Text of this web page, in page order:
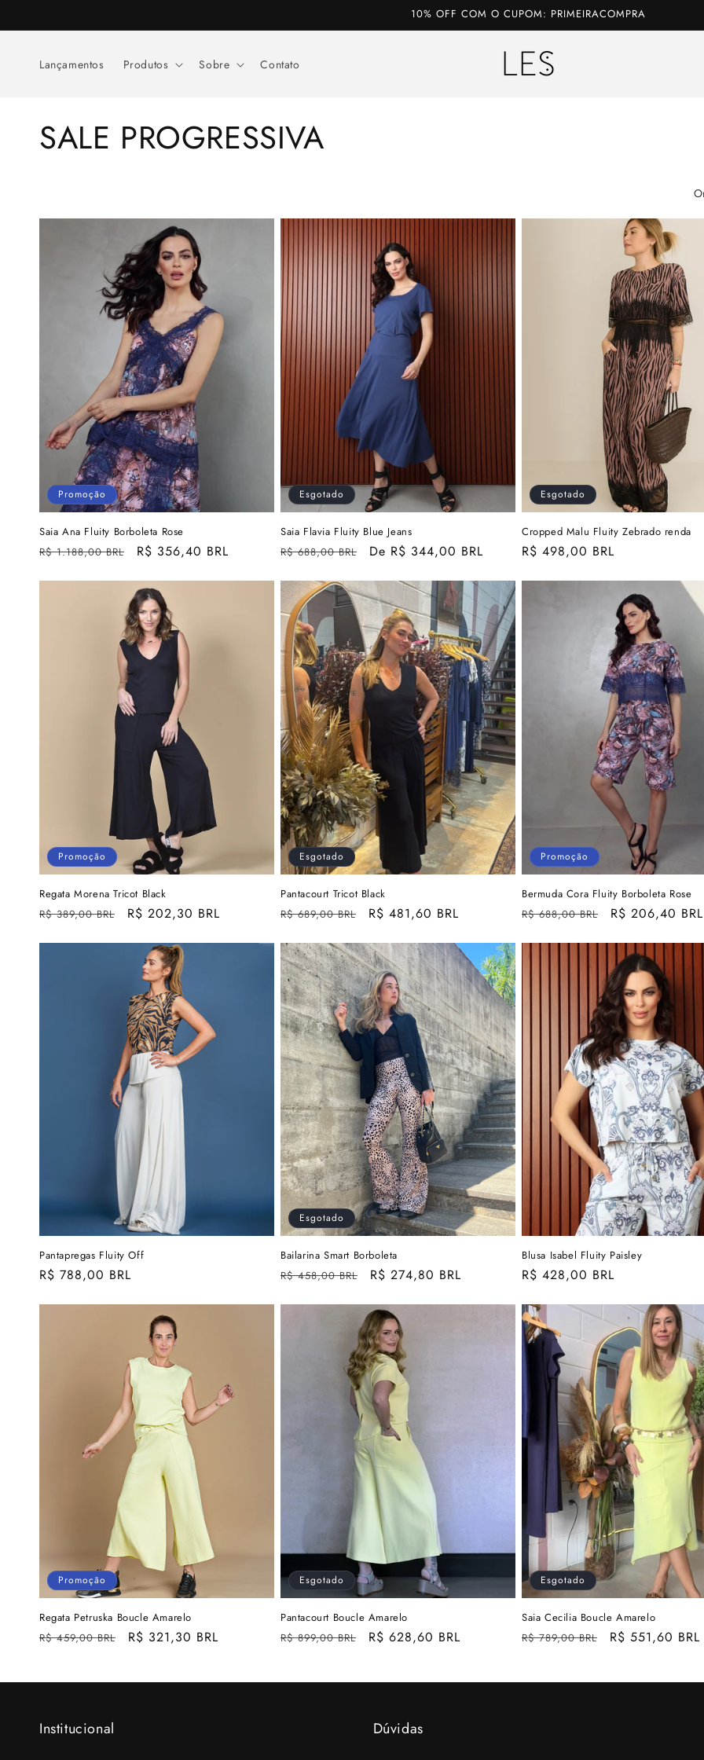
conteúdo
10% OFF COM O CUPOM: PRIMEIRACOMPRA
Lançamentos Produtos Sobre Contato
C
l
SALE PROGRESSIVA
Promoção
Saia Ana Fluity Borboleta Rose
Preço
R$ 1.188,00 BRL
Preço
R$ 356,40 BRL
Esgotado
Saia Flavia Fluity Blue Jeans
Preço
R$ 688,00 BRL
Preço
De R$ 344,00 BRL
Esgotado
Cropped Malu Fluity Zebrado renda
Preço
R$ 498,00 BRL
Promoção
Regata Morena Tricot Black
Preço
R$ 389,00 BRL
Preço
R$ 202,30 BRL
Esgotado
Pantacourt Tricot Black
Preço
R$ 689,00 BRL
Preço
R$ 481,60 BRL
Promoção
Bermuda Cora Fluity Borboleta Rose
Preço
R$ 688,00 BRL
Preço
R$ 206,40 BRL
Pantapregas Fluity Off
Preço
R$ 788,00 BRL
Esgotado
Bailarina Smart Borboleta
Preço
R$ 458,00 BRL
Preço
R$ 274,80 BRL
Blusa Isabel Fluity Paisley
Preço
R$ 428,00 BRL
Promoção
Regata Petruska Boucle Amarelo
Preço
R$ 459,00 BRL
Preço
R$ 321,30 BRL
Esgotado
Pantacourt Boucle Amarelo
Preço
R$ 899,00 BRL
Preço
R$ 628,60 BRL
Esgotado
Saia Cecilia Boucle Amarelo
Preço
R$ 789,00 BRL
Preço
R$ 551,60 BRL
Institucional Dúvidas